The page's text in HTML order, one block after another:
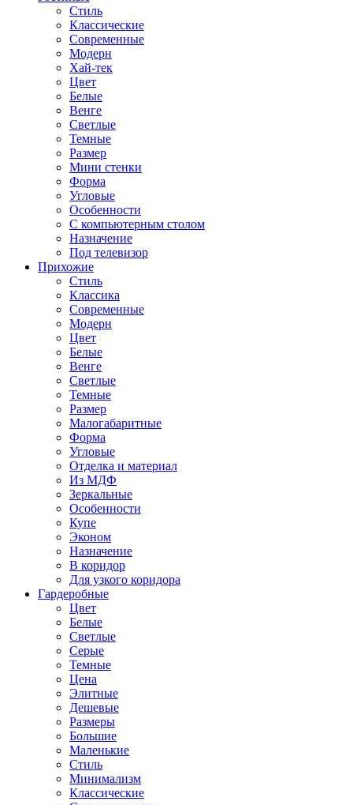
Стиль
Классические
Современные
Модерн
Хай-тек
Цвет
Белые
Венге
Светлые
Темные
Размер
Мини стенки
Форма
Угловые
Особенности
С компьютерным столом
Назначение
Под телевизор
Прихожие
Стиль
Классика
Современные
Модерн
Цвет
Белые
Венге
Светлые
Темные
Размер
Малогабаритные
Форма
Угловые
Отделка и материал
Из МДФ
Зеркальные
Особенности
Купе
Эконом
Назначение
В коридор
Для узкого коридора
Гардеробные
Цвет
Белые
Светлые
Серые
Темные
Цена
Элитные
Дешевые
Размеры
Большие
Маленькие
Стиль
Минимализм
Классические